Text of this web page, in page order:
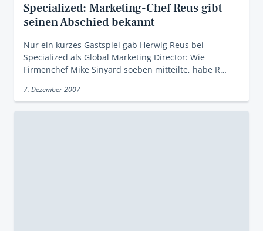
Specialized: Marketing-Chef Reus gibt
seinen Abschied bekannt
Nur ein kurzes Gastspiel gab Herwig Reus bei
Specialized als Global Marketing Director: Wie
Firmenchef Mike Sinyard soeben mitteilte, habe R…
7. Dezember 2007